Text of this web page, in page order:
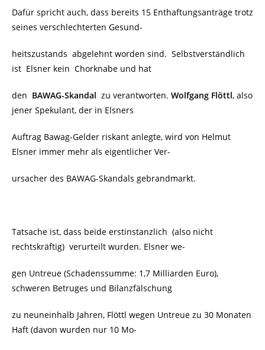
Dafür spricht auch, dass bereits 15 Enthaftungsanträge trotz
seines verschlechterten Gesund-
heitszustands abgelehnt worden sind. Selbstverständlich
ist Elsner kein Chorknabe und hat
den BAWAG-Skandal zu verantworten. Wolfgang Flöttl, also
jener Spekulant, der in Elsners
Auftrag Bawag-Gelder riskant anlegte, wird von Helmut
Elsner immer mehr als eigentlicher Ver-
ursacher des BAWAG-Skandals gebrandmarkt.
Tatsache ist, dass beide erstinstanzlich (also nicht
rechtskräftig) verurteilt wurden. Elsner we-
gen Untreue (Schadenssumme: 1,7 Milliarden Euro),
schweren Betruges und Bilanzfälschung
zu neuneinhalb Jahren, Flöttl wegen Untreue zu 30 Monaten
Haft (davon wurden nur 10 Mo-